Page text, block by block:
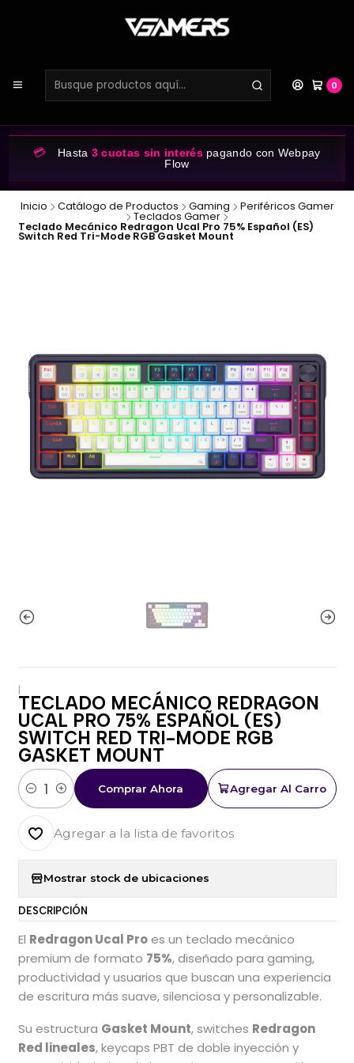
0
💳 Hasta 3 cuotas sin interéspagando con Webpay
Flow
Inicio Catálogo de Productos Gaming Periféricos Gamer
Teclados Gamer
Teclado Mecánico Redragon Ucal Pro 75% Español (ES)
Switch Red Tri-Mode RGB Gasket Mount
|
TECLADO MECÁNICO REDRAGON
UCAL PRO 75% ESPAÑOL (ES)
SWITCH RED TRI-MODE RGB
GASKET MOUNT
Cantidad
Agregar Al Carro
Comprar Ahora
Agregar a la lista de favoritos
Mostrar stock de ubicaciones
DESCRIPCIÓN
El Redragon Ucal Proes un teclado mecánico
premium de formato 75%, diseñado para gaming,
productividad y usuarios que buscan una experiencia
de escritura más suave, silenciosa y personalizable.
Su estructura Gasket Mount, switches Redragon
Red lineales, keycaps PBT de doble inyección y